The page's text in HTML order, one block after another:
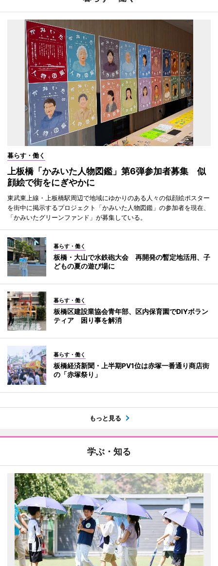
暮らす・働く
上板橋「かみいた人物図鑑」第6弾参加者募集 似
顔絵で街をにぎやかに
東武東上線・上板橋駅周辺で地域にゆかりのある人々の似顔絵ポスター
を街中に掲示するプロジェクト「かみいた人物図鑑」の参加者を現在、
「かみいたグリーンファンド」が募集している。
暮らす・働く
板橋・大山で水鉄砲大会 再開発の暫定地活用、子
どもの夏の遊び場に
暮らす・働く
板橋区建設業協会青年部、区内保育園でDIYボラン
ティア 困り事を解消
暮らす・働く
板橋経済新聞・上半期PV1位は赤塚一番通り商店街
の「赤塚祭り」
もっと見る
学ぶ・知る